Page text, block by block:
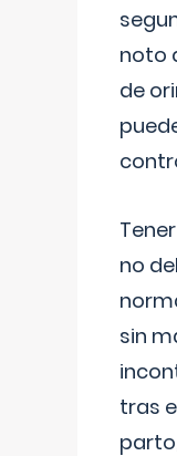
noto
de
no
sin
tras